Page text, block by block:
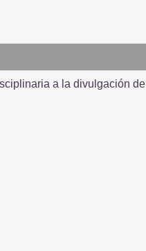
a la divulgación de